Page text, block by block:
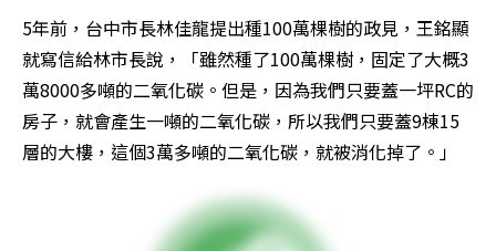
5年前，台中市長林佳龍提出種100萬棵樹的政見，王銘顯
就寫信給林市長說，「雖然種了100萬棵樹，固定了大概3
萬8000多噸的二氧化碳。但是，因為我們只要蓋一坪RC的
房子，就會產生一噸的二氧化碳，所以我們只要蓋9棟15
層的大樓，這個3萬多噸的二氧化碳，就被消化掉了。」